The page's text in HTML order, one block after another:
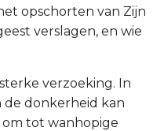
opschorten van Zijn
verslagen, en wie
verzoeking. In
de donkerheid kan
om tot wanhopige